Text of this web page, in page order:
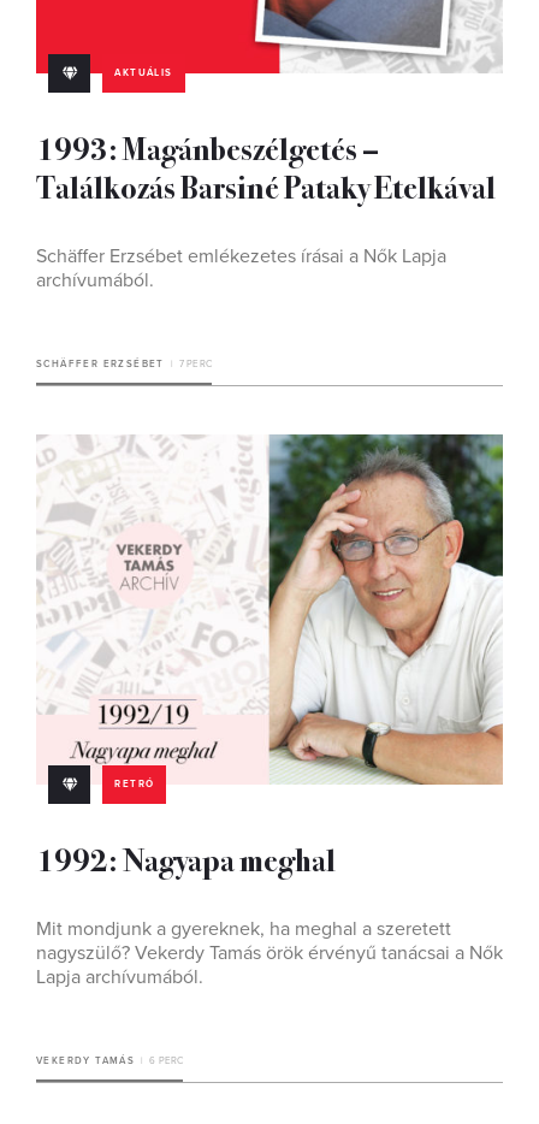
AKTUÁLIS
1993: Magánbeszélgetés –
Találkozás Barsiné Pataky Etelkával
Schäffer Erzsébet emlékezetes írásai a Nők Lapja
archívumából.
SCHÄFFER ERZSÉBET 7 PERC
RETRÓ
1992: Nagyapa meghal
Mit mondjunk a gyereknek, ha meghal a szeretett
nagyszülő? Vekerdy Tamás örök érvényű tanácsai a Nők
Lapja archívumából.
VEKERDY TAMÁS 6 PERC